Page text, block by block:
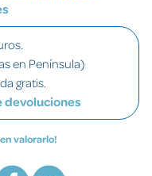
en Península)
gratis.
devoluciones
valorarlo!